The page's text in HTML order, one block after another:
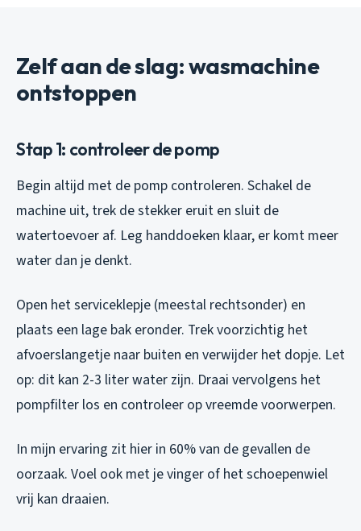
Zelf aan de slag: wasmachine
ontstoppen
Stap 1: controleer de pomp
Begin altijd met de pomp controleren. Schakel de
machine uit, trek de stekker eruit en sluit de
watertoevoer af. Leg handdoeken klaar, er komt meer
water dan je denkt.
Open het serviceklepje (meestal rechtsonder) en
plaats een lage bak eronder. Trek voorzichtig het
afvoerslangetje naar buiten en verwijder het dopje. Let
op: dit kan 2-3 liter water zijn. Draai vervolgens het
pompfilter los en controleer op vreemde voorwerpen.
In mijn ervaring zit hier in 60% van de gevallen de
oorzaak. Voel ook met je vinger of het schoepenwiel
vrij kan draaien.